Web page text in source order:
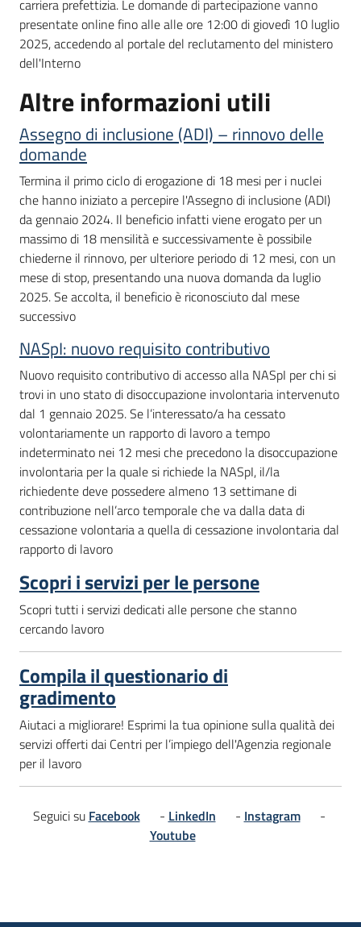
carriera prefettizia. Le domande di partecipazione vanno
presentate online fino alle alle ore 12:00 di giovedì 10 luglio
2025, accedendo al portale del reclutamento del ministero
dell'Interno
Altre informazioni utili
Assegno di inclusione (ADI) – rinnovo delle
domande
Termina il primo ciclo di erogazione di 18 mesi per i nuclei
che hanno iniziato a percepire l'Assegno di inclusione (ADI)
da gennaio 2024. Il beneficio infatti viene erogato per un
massimo di 18 mensilità e successivamente è possibile
chiederne il rinnovo, per ulteriore periodo di 12 mesi, con un
mese di stop, presentando una nuova domanda da luglio
2025. Se accolta, il beneficio è riconosciuto dal mese
successivo
NASpI: nuovo requisito contributivo
Nuovo requisito contributivo di accesso alla NASpI per chi si
trovi in uno stato di disoccupazione involontaria intervenuto
dal 1 gennaio 2025. Se l’interessato/a ha cessato
volontariamente un rapporto di lavoro a tempo
indeterminato nei 12 mesi che precedono la disoccupazione
involontaria per la quale si richiede la NASpI, il/la
richiedente deve possedere almeno 13 settimane di
contribuzione nell’arco temporale che va dalla data di
cessazione volontaria a quella di cessazione involontaria dal
rapporto di lavoro
Scopri i servizi per le persone
Scopri tutti i servizi dedicati alle persone che stanno
cercando lavoro
Compila il questionario di
gradimento
Aiutaci a migliorare! Esprimi la tua opinione sulla qualità dei
servizi offerti dai Centri per l’impiego dell'Agenzia regionale
per il lavoro
Seguici su Facebook - LinkedIn - Instagram
-
Youtube